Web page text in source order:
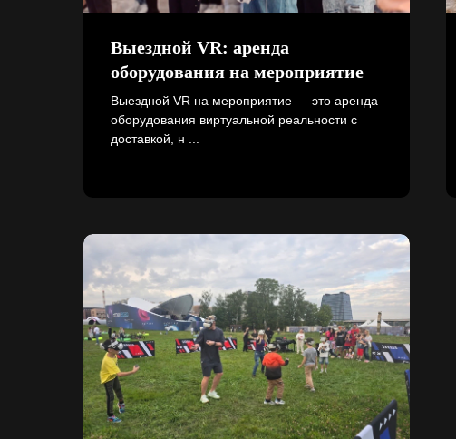
Выездной VR: аренда
оборудования на мероприятие
Выездной VR на мероприятие — это аренда
оборудования виртуальной реальности с
доставкой, н ...